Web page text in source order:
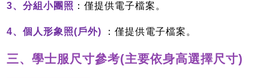
3、分組小團照 ：僅提供電子檔案。
4、個人形象照(戶外) ：僅提供電子檔案。
三、學士服尺寸參考(主要依身高選擇尺寸)